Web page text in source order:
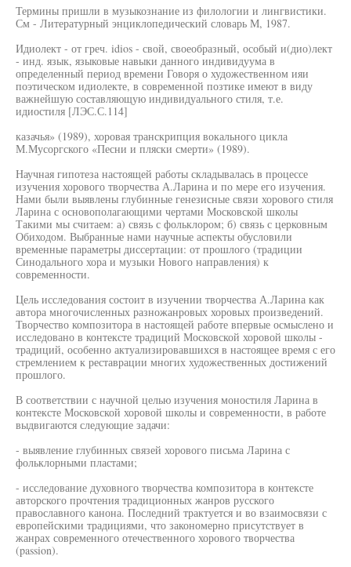
Термины пришли в музыкознание из филологии и лингвистики.
См - Литературный энциклопедический словарь М, 1987.
Идиолект - от греч. idios - свой, своеобразный, особый и(дио)лект
- инд. язык, языковые навыки данного индивидуума в
определенный период времени Говоря о художественном ияи
поэтическом идиолекте, в современной позтике имеют в виду
важнейшую составляющую индивидуального стиля, т.е.
идиостиля [ЛЭС.С.114]
казачья» (1989), хоровая транскрипция вокального цикла
М.Мусоргского «Песни и пляски смерти» (1989).
Научная гипотеза настоящей работы складывалась в процессе
изучения хорового творчества А.Ларина и по мере его изучения.
Нами были выявлены глубинные генезисные связи хорового стиля
Ларина с основополагающими чертами Московской школы
Такими мы считаем: а) связь с фольклором; б) связь с церковным
Обиходом. Выбранные нами научные аспекты обусловили
временные параметры диссертации: от прошлого (традиции
Синодального хора и музыки Нового направления) к
современности.
Цель исследования состоит в изучении творчества А.Ларина как
автора многочисленных разножанровых хоровых произведений.
Творчество композитора в настоящей работе впервые осмыслено и
исследовано в контексте традиций Московской хоровой школы -
традиций, особенно актуализировавшихся в настоящее время с его
стремлением к реставрации многих художественных достижений
прошлого.
В соответствии с научной целью изучения моностиля Ларина в
контексте Московской хоровой школы и современности, в работе
выдвигаются следующие задачи:
- выявление глубинных связей хорового письма Ларина с
фольклорными пластами;
- исследование духовного творчества композитора в контексте
авторского прочтения традиционных жанров русского
православного канона. Последний трактуется и во взаимосвязи с
европейскими традициями, что закономерно присутствует в
жанрах современного отечественного хорового творчества
(passion).